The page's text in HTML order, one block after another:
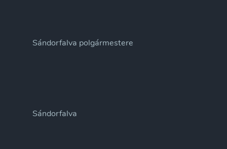
Sándorfalva polgármestere
Sándorfalva